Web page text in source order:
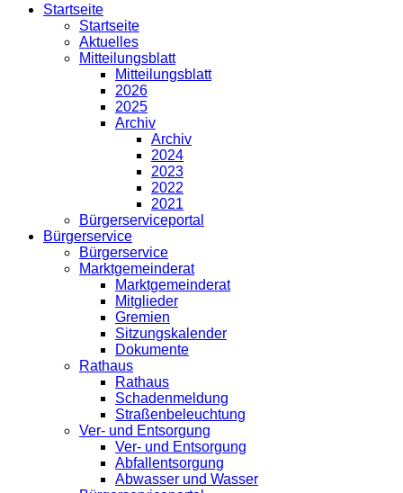
Startseite
Startseite
Aktuelles
Mitteilungsblatt
Mitteilungsblatt
2026
2025
Archiv
Archiv
2024
2023
2022
2021
Bürgerserviceportal
Bürgerservice
Bürgerservice
Marktgemeinderat
Marktgemeinderat
Mitglieder
Gremien
Sitzungskalender
Dokumente
Rathaus
Rathaus
Schadenmeldung
Straßenbeleuchtung
Ver- und Entsorgung
Ver- und Entsorgung
Abfallentsorgung
Abwasser und Wasser